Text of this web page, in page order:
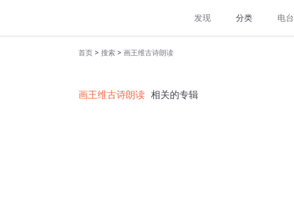
发现 分类 电台
首页 > 搜索 > 画王维古诗朗读
画王维古诗朗读 相关的专辑